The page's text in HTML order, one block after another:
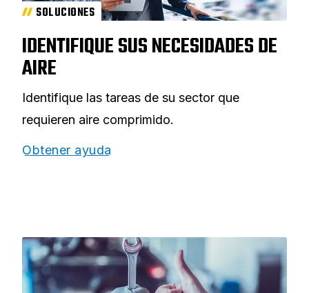
SOLUCIONES
IDENTIFIQUE SUS NECESIDADES DE
AIRE
Identifique las tareas de su sector que
requieren aire comprimido.
Obtener ayuda